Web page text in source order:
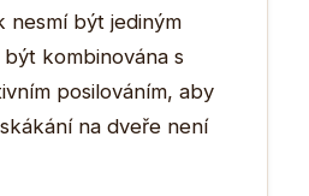
nesmí být jediným
kombinována s
posilováním, aby
na dveře není